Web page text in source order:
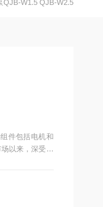
QJB-W1.5 QJB-W2.5
件包括电机和
以来，深受广